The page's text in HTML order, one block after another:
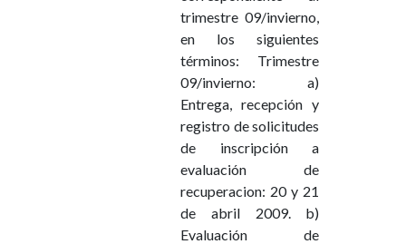
trimestre 09/invierno,
en los siguientes
términos: Trimestre
09/invierno: a)
Entrega, recepción y
registro de solicitudes
de inscripción a
evaluación de
recuperacion: 20 y 21
de abril 2009. b)
Evaluación de